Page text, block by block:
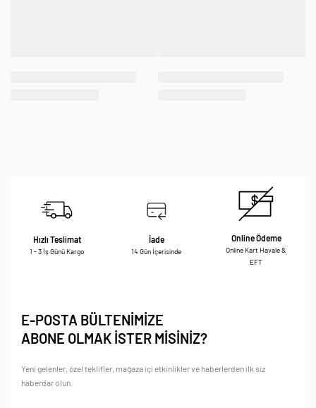
Hızlı Teslimat
1 - 3 İş Günü Kargo
İade
14 Gün İçerisinde
Online Ödeme
Online Kart Havale &
EFT
E-POSTA BÜLTENİMİZE
ABONE OLMAK İSTER MİSİNİZ?
Yeni gelenler, özel teklifler, mağaza içi etkinlikler ve haberlerden ilk siz
haberdar olun.